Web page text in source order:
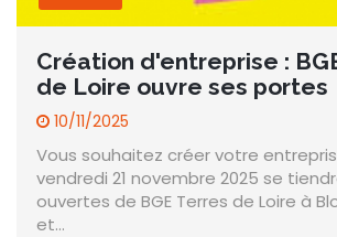
Création d'entreprise :
de Loire ouvre ses portes
10/11/2025
Vous souhaitez créer votre
vendredi 21 novembre 2025 se
ouvertes de BGE Terres de Loire à
et…